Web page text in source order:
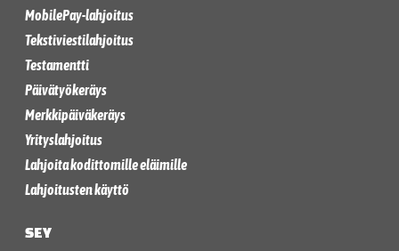
MobilePay-lahjoitus
Tekstiviestilahjoitus
Testamentti
Päivätyökeräys
Merkkipäiväkeräys
Yrityslahjoitus
Lahjoita kodittomille eläimille
Lahjoitusten käyttö
SEY